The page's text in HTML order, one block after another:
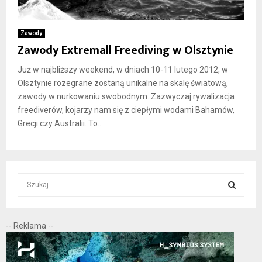
Zawody
Zawody Extremall Freediving w Olsztynie
Już w najbliższy weekend, w dniach 10-11 lutego 2012, w
Olsztynie rozegrane zostaną unikalne na skalę światową,
zawody w nurkowaniu swobodnym. Zazwyczaj rywalizacja
freediverów, kojarzy nam się z ciepłymi wodami Bahamów,
Grecji czy Australii. To...
c
h
f
E
A
-- Reklama --